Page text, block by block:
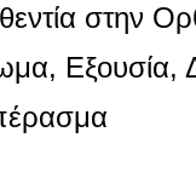
στην
Εξουσία,